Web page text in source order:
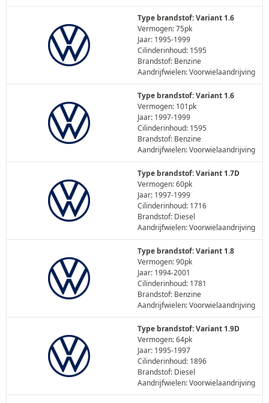
Type brandstof: Variant 1.6
Vermogen: 75pk
Jaar: 1995-1999
Cilinderinhoud: 1595
Brandstof: Benzine
Aandrijfwielen: Voorwielaandrijving
Type brandstof: Variant 1.6
Vermogen: 101pk
Jaar: 1997-1999
Cilinderinhoud: 1595
Brandstof: Benzine
Aandrijfwielen: Voorwielaandrijving
Type brandstof: Variant 1.7D
Vermogen: 60pk
Jaar: 1997-1999
Cilinderinhoud: 1716
Brandstof: Diesel
Aandrijfwielen: Voorwielaandrijving
Type brandstof: Variant 1.8
Vermogen: 90pk
Jaar: 1994-2001
Cilinderinhoud: 1781
Brandstof: Benzine
Aandrijfwielen: Voorwielaandrijving
Type brandstof: Variant 1.9D
Vermogen: 64pk
Jaar: 1995-1997
Cilinderinhoud: 1896
Brandstof: Diesel
Aandrijfwielen: Voorwielaandrijving